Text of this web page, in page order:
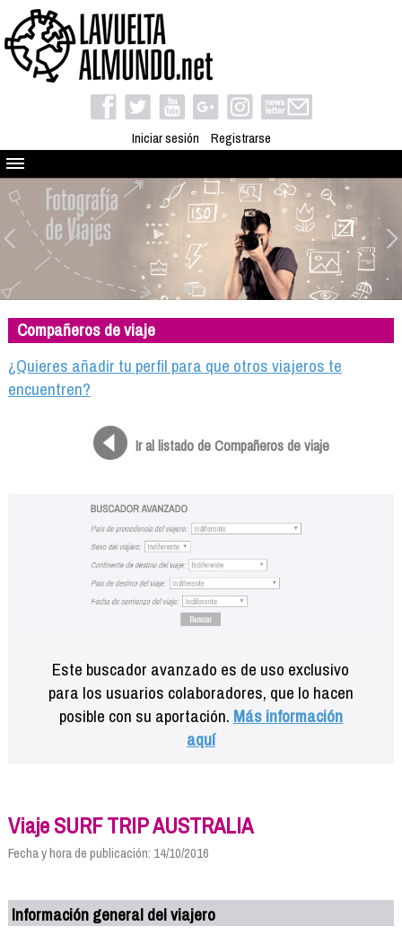
Iniciar sesión Registrarse
Quienes somos
El proyecto
Blog
Viaja con nosotros
Camino solidario
Libros
Compañeros de viaje
Compañeros de viaje
¿Quieres añadir tu perfil para que otros viajeros te
encuentren?
Ir al listado de Compañeros de viaje
Este buscador avanzado es de uso exclusivo
para los usuarios colaboradores, que lo hacen
posible con su aportación. Más información
aquí
Viaje SURF TRIP AUSTRALIA
Fecha y hora de publicación: 14/10/2016
Información general del viajero